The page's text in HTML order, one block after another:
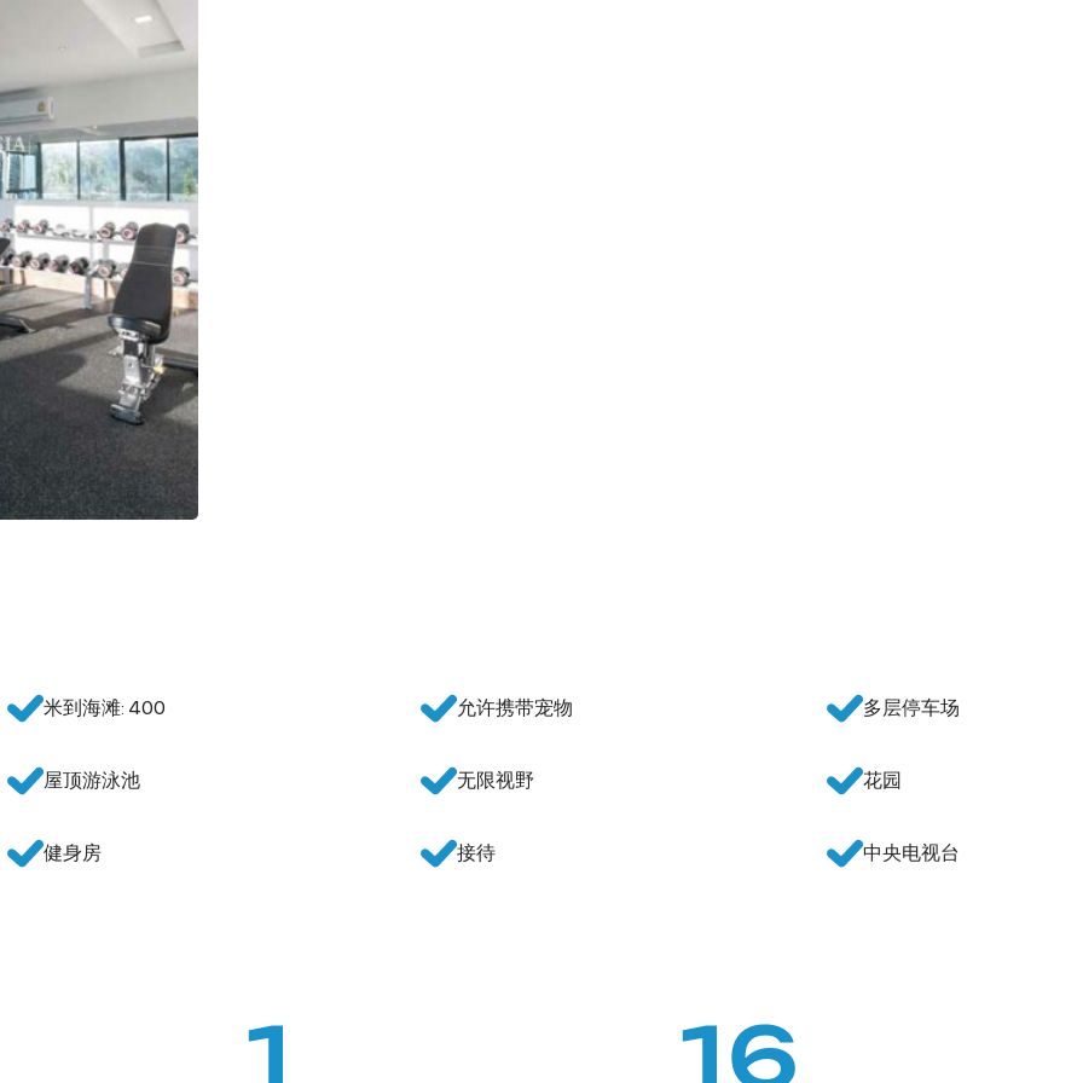
米到海滩: 400 允许携带宠物 多层停车场
屋顶游泳池 无限视野 花园
健身房 接待 中央电视台
1 16